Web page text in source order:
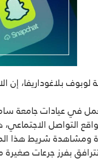
لوبوف بلاغوداريفا،
في عيادات جامعة
التواصل
شريط هذا
بفرز جرعات